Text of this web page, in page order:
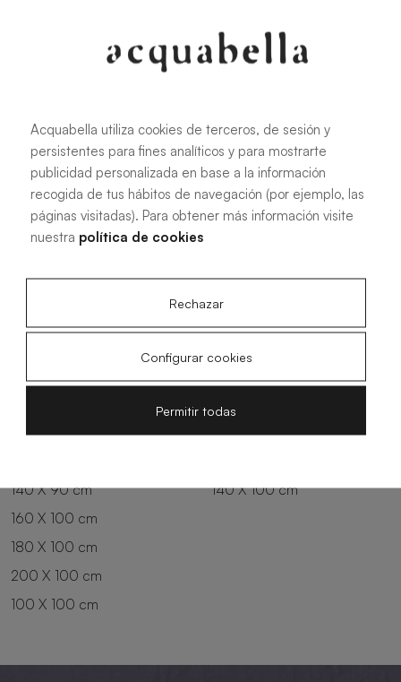
Todas las medidas
100 X 70 cm
100 X 90 cm
140 X 90 cm
180 X 90 cm
200 X 90 cm
140 X 100 cm
160 X 100 cm
180 X 100 cm
200 X 100 cm
100 X 100 cm
Acquabella utiliza cookies de terceros, de sesión y
persistentes para fines analíticos y para mostrarte
publicidad personalizada en base a la información
recogida de tus hábitos de navegación (por ejemplo, las
páginas visitadas). Para obtener más información visite
nuestra política de cookies
Rechazar
Configurar cookies
Permitir todas